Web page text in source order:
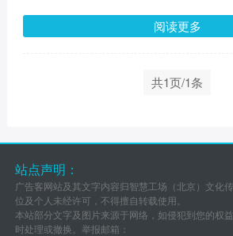
阅读更多
共1页/1条
站点声明：
广告客网站及其文字内容归智慧工场（北京）文化
位及个人未经许可，不得擅自转载使用。
本站部分文字及图片来源于网络，如侵犯到您的权
时处理或撤换。举报邮箱：